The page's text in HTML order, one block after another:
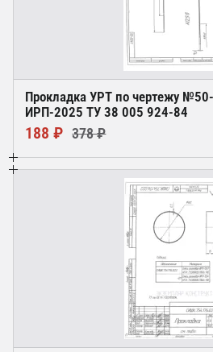
Прокладка УРТ по чертежу
ИРП-2025 ТУ 38 005 924-84
188 ₽ 378 ₽